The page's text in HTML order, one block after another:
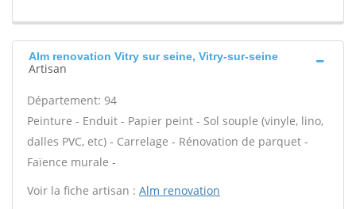
Alm renovation Vitry sur seine, Vitry-sur-seine
Artisan
Département: 94
Peinture - Enduit - Papier peint - Sol souple (vinyle, lino,
dalles PVC, etc) - Carrelage - Rénovation de parquet -
Faïence murale -
Voir la fiche artisan : Alm renovation